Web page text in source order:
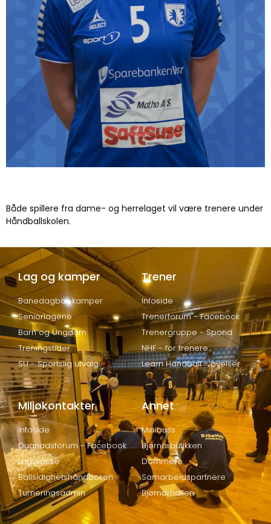
Både spillere fra dame- og herrelaget vil være trenere under
Håndballskolen.
Lag og kamper
Banedagbok kamper
Seniorlagene
Barn og Ungdom
Treningstider
SU - Sportslig utvalg
Trener
Infoside
Trenerforum - Facebook
Trenergruppe - Spond
NHF - for trenere
Learn Handball - øvelser
Miljøkontakter
Infoside
Dugnadsforum - Facebook
Lagskasse
Ballsidighetshåndboken
Turneringsadmin
Annet
Minibuss
Bjørnarbutikken
Dommere
Samarbeidspartnere
Bjørnarhallen